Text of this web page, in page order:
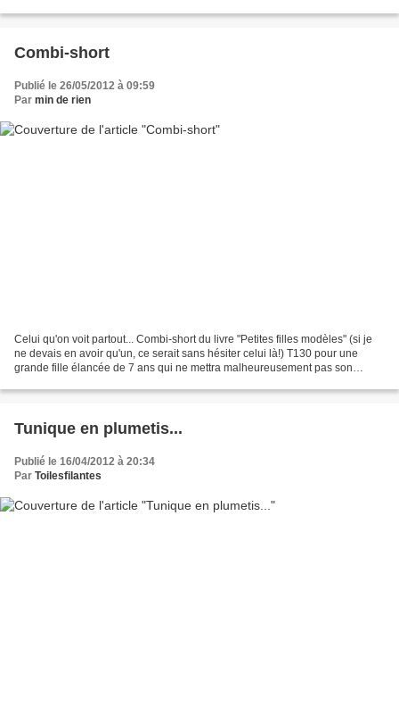
Combi-short
Publié le 26/05/2012 à 09:59
Par min de rien
Celui qu'on voit partout... Combi-short du livre "Petites filles modèles" (si je
ne devais en avoir qu'un, ce serait sans hésiter celui là!) T130 pour une
grande fille élancée de 7 ans qui ne mettra malheureusement pas son
Tunique en plumetis...
Publié le 16/04/2012 à 20:34
Par Toilesfilantes